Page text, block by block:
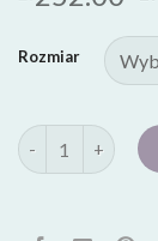
Rozmiar
ilość glany